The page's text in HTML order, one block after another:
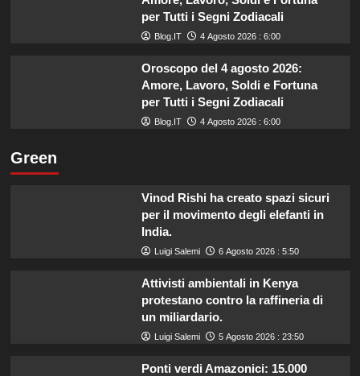
per Tutti i Segni Zodiacali
Blog.IT 4 Agosto 2026 : 6:00
Oroscopo del 4 agosto 2026:
Amore, Lavoro, Soldi e Fortuna
per Tutti i Segni Zodiacali
Blog.IT 4 Agosto 2026 : 6:00
Green
Vinod Rishi ha creato spazi sicuri
per il movimento degli elefanti in
India.
Luigi Salemi 6 Agosto 2026 : 5:50
Attivisti ambientali in Kenya
protestano contro la raffineria di
un miliardario.
Luigi Salemi 5 Agosto 2026 : 23:50
Ponti verdi Amazonici: 15.000